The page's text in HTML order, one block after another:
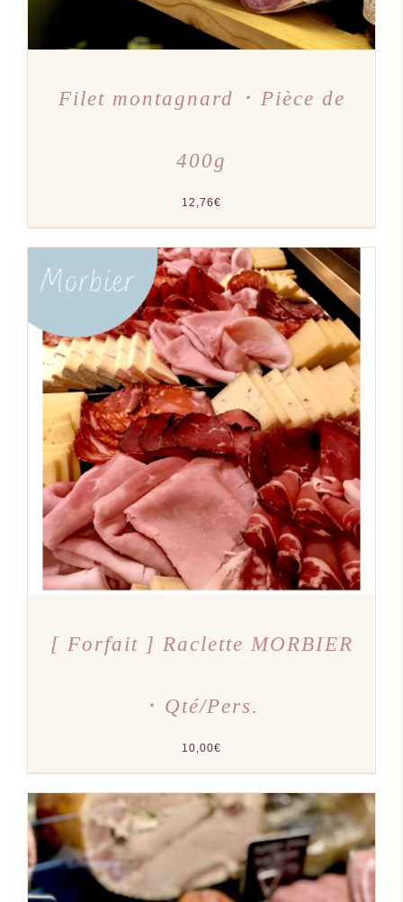
Filet montagnard ･ Pièce de
400g
12,76€
AJOUTER AU PANIER
/
DÉTAILS
[ Forfait ] Raclette MORBIER
･ Qté/Pers.
10,00€